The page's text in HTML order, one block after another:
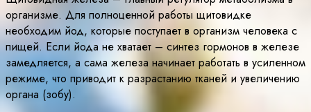
организме. Для полноценной работы щитовидке
необходим йод, которые поступает в организм человека с
пищей. Если йода не хватает – синтез гормонов в железе
замедляется, а сама железа начинает работать в усиленном
режиме, что приводит к разрастанию тканей и увеличению
органа (зобу).